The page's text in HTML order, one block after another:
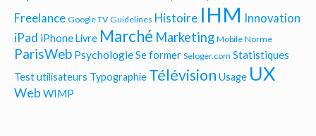
Freelance Google TV Guidelines Histoire IHM Innovation
iPad iPhoneLivre Marché Marketing Mobile Norme
ParisWeb PsychologieSe former Seloger.com Statistiques
Test utilisateurs Typographie Télévision Usage UX
Web WIMP